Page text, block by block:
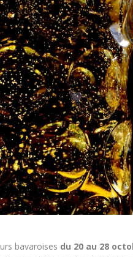
bavaroises du 20 au 28